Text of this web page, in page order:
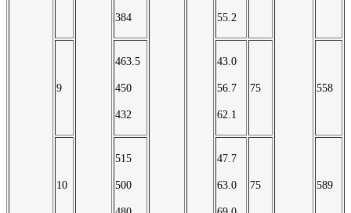
384 55.2
9
463.5
450
432
43.0
56.7
62.1
75 558
10
515
500
47.7
63.0 75 589